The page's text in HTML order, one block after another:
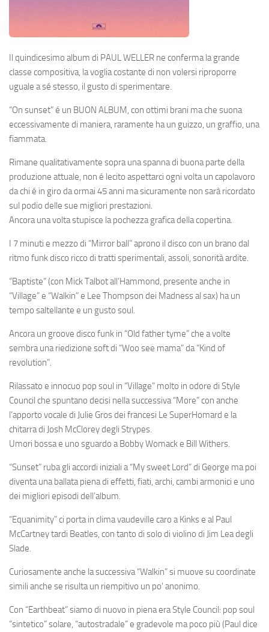
Il quindicesimo album di PAUL WELLER ne conferma la grande
classe compositiva, la voglia costante di non volersi riproporre
uguale a sé stesso, il gusto di sperimentare.
“On sunset”é un BUON ALBUM, con ottimi brani ma che suona
eccessivamente di maniera, raramente ha un guizzo, un graffio, una
fiammata.
Rimane qualitativamente sopra una spanna di buona parte della
produzione attuale, non é lecito aspettarci ogni volta un capolavoro
da chi é in giro da ormai 45 anni ma sicuramente non sarà ricordato
sul podio delle sue migliori prestazioni.
Ancora una volta stupisce la pochezza grafica della copertina.
I 7 minuti e mezzo di “Mirror ball”aprono il disco con un brano dal
ritmo funk disco ricco di tratti sperimentali, assoli, sonorità ardite.
“Baptiste”(con Mick Talbotall’Hammond, presente anche in
“Village” e “Walkin” e Lee Thompson dei Madness al sax) ha un
tempo saltellante e un gusto soul.
Ancora un groove disco funk in “Old father tyme”che a volte
sembra una riedizione soft di “Woo see mama” da “Kind of
revolution”.
Rilassato e innocuo pop soul in “Village” molto in odore di Style
Council che spuntano decisi nella successiva“More”con anche
l’apporto vocale di Julie Gros dei francesi Le SuperHomard e la
chitarra di Josh McClorey degli Strypes.
Umori bossa e uno sguardo a Bobby Womack e Bill Withers.
“Sunset” ruba gli accordi iniziali a “My sweet Lord” di George ma poi
diventa una ballata piena di effetti, fiati, archi, cambi armonici e uno
dei migliori episodi dell’album.
“Equanimity”ci porta in clima vaudeville caro a Kinks e al Paul
McCartney tardi Beatles, con tanto di solo di violino di Jim Lea degli
Slade.
Curiosamente anche la successiva“Walkin”si muove su coordinate
simili anche se risulta un riempitivo un po’ anonimo.
Con “Earthbeat”siamo di nuovo in piena era Style Council: pop soul
“sintetico” solare, “autostradale” e gradevole ma poco più (Paul dice